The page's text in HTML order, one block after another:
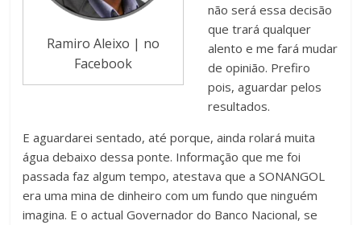
Ramiro Aleixo | no
Facebook
não será essa decisão
que trará qualquer
alento e me fará mudar
de opinião. Prefiro
pois, aguardar pelos
resultados.
E aguardarei sentado, até porque, ainda rolará muita
água debaixo dessa ponte. Informação que me foi
passada faz algum tempo, atestava que a SONANGOL
era uma mina de dinheiro com um fundo que ninguém
imagina. E o actual Governador do Banco Nacional, se